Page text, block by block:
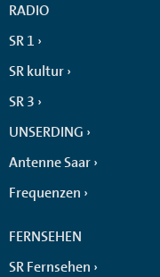
RADIO
SR 1
SR kultur
SR 3
UNSERDING
Antenne Saar
Frequenzen
FERNSEHEN
SR Fernsehen